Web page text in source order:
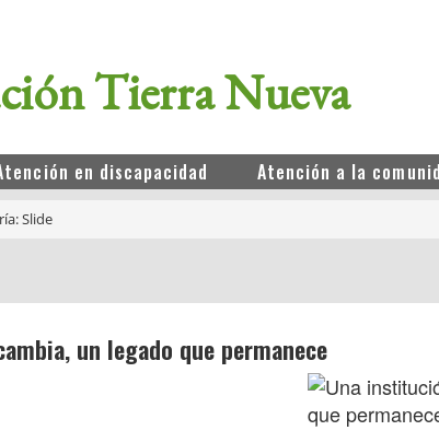
Tierra Nueva
en discapacidad Atención a la
Slide
un legado que permanece